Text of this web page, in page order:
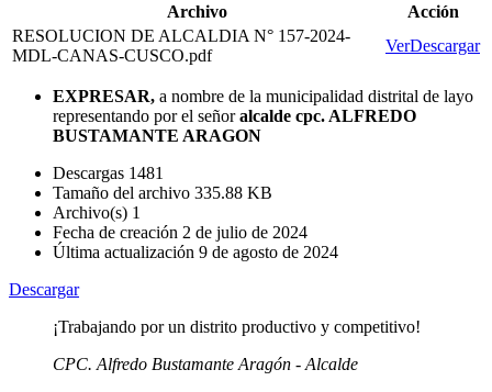
Archivo
Acción
RESOLUCION DE ALCALDIA N° 157-2024-
MDL-CANAS-CUSCO.pdf
VerDescargar
EXPRESAR, a nombre de la municipalidad distrital de layo
representando por el señoralcalde cpc. ALFREDO
BUSTAMANTE ARAGON
Descargas 1481
Tamaño del archivo 335.88 KB
Archivo(s) 1
Fecha de creación 2 de julio de 2024
Última actualización 9 de agosto de 2024
Descargar
¡Trabajando por un distrito productivo y competitivo!
CPC. Alfredo Bustamante Aragón - Alcalde